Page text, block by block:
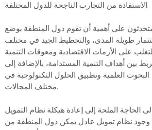
الاستفادة من التجارب الناجحة للدول المختلفة.
على أهمية أن تقوم دول المنطقة بوضع
طويلة المدى، والتخطيط الجيد في مختلف
على الأزمات الاقتصادية ومعوقات التنمية
بين أهداف التنمية المستدامة، بالإضافة إلى
البحوث العلمية وتطبيق الحلول التكنولوجية في
مختلف المجالات.
الحاجة الملحة إلى إعادة هيكلة نظام التمويل
وجود نظام تمويل عادل يمكن دول المنطقة من